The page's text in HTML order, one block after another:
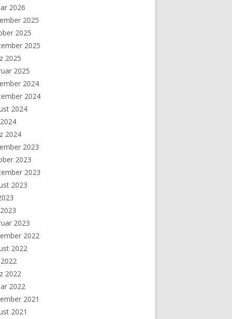
2026
2025
2025
2025
2025
2025
2024
2024
2024
2024
2023
2023
2023
2023
2023
2022
2022
2022
2022
2021
2021